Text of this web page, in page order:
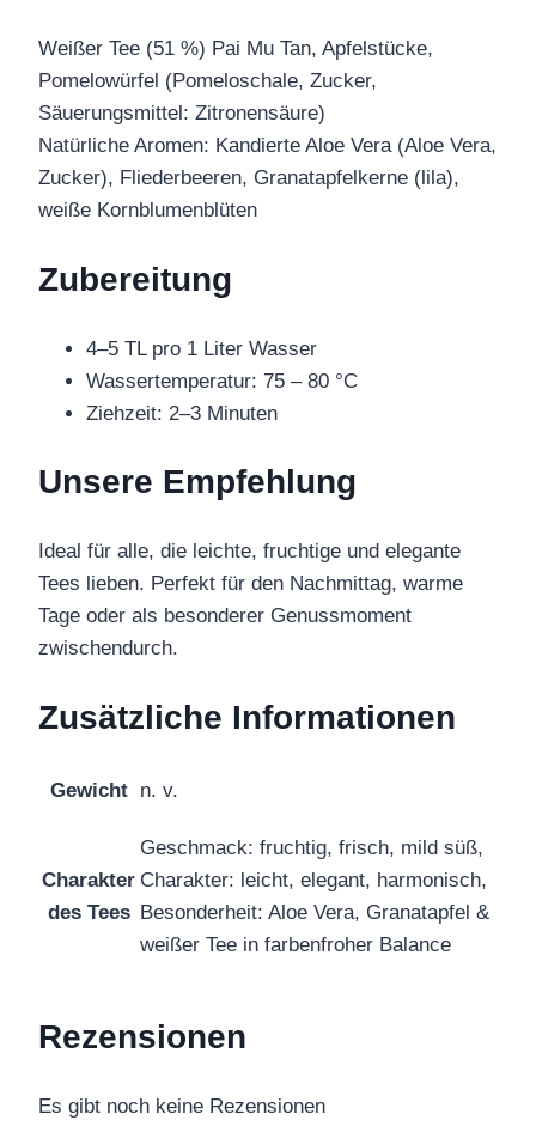
Weißer Tee (51 %) Pai Mu Tan, Apfelstücke,
Pomelowürfel (Pomeloschale, Zucker,
Säuerungsmittel: Zitronensäure)
Natürliche Aromen: Kandierte Aloe Vera (Aloe Vera,
Zucker), Fliederbeeren, Granatapfelkerne (lila),
weiße Kornblumenblüten
Zubereitung
4–5 TL pro 1 Liter Wasser
Wassertemperatur: 75 – 80 °C
Ziehzeit: 2–3 Minuten
Unsere Empfehlung
Ideal für alle, die leichte, fruchtige und elegante
Tees lieben. Perfekt für den Nachmittag, warme
Tage oder als besonderer Genussmoment
zwischendurch.
Zusätzliche Informationen
Gewicht n. v.
Charakter
des Tees
Geschmack: fruchtig, frisch, mild süß,
Charakter: leicht, elegant, harmonisch,
Besonderheit: Aloe Vera, Granatapfel &
weißer Tee in farbenfroher Balance
Rezensionen
Es gibt noch keine Rezensionen